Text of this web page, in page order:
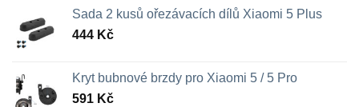
Sada 2 kusů ořezávacích dílů Xiaomi 5 Plus
444 Kč
Kryt bubnové brzdy pro Xiaomi 5 / 5 Pro
591 Kč